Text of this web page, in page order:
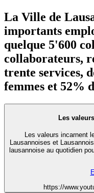
La Ville de
importants
quelque 5'600
collaborateurs,
trente services,
femmes et 52%
Les
Les valeurs incarnent
Lausannoises et
lausannoise au quotidien
https://